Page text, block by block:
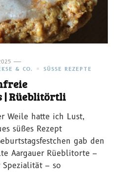
& CO. SÜSSE REZEPTE
Rüeblitörtli
Weile hatte ich Lust,
süßes Rezept
gab den
Aargauer Rüeblitorte –
– so